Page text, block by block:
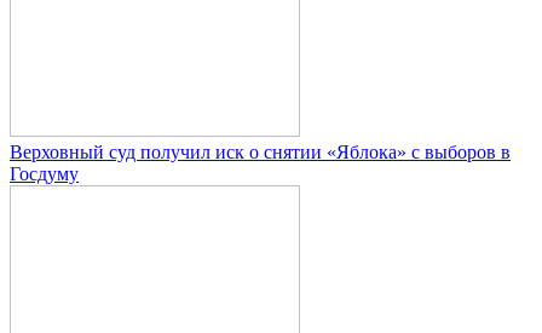
Верховный суд получил иск о снятии «Яблока» с выборов в
Госдуму